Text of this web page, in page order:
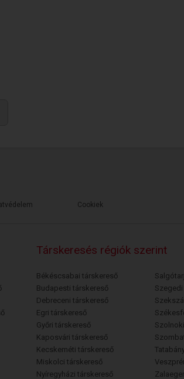
Cookiek
Társkeresés régiók szerint
Békéscsabai társkereső
Budapesti társkereső
Debreceni társkereső
Egri társkereső
Győri társkereső
Kaposvári társkereső
Kecskeméti társkereső
Miskolci társkereső
Nyíregyházi társkereső